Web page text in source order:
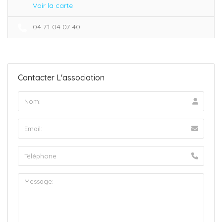
Voir la carte
04 71 04 07 40
Contacter L'association